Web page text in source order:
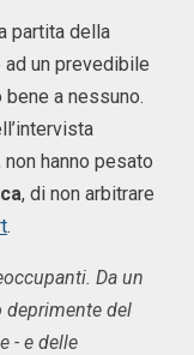
partita della
un prevedibile
a nessuno.
hanno pesato
, di non arbitrare
.
Da un
del
- e delle